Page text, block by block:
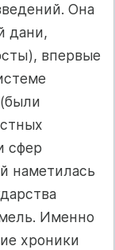
Она
дани,
впервые
сфер
наметилась
Именно
хроники